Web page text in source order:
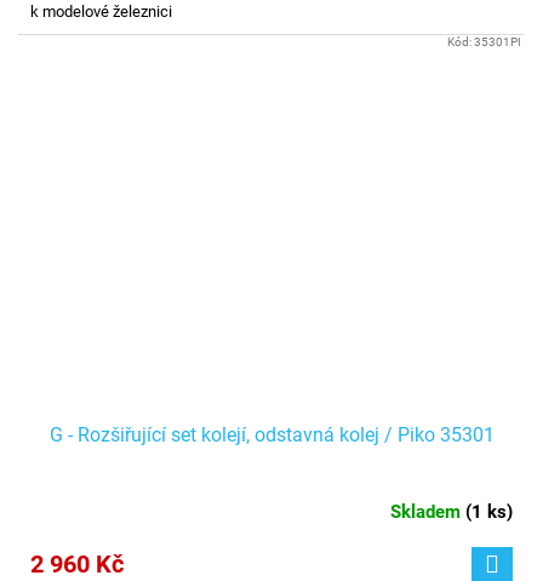
k modelové železnici
G - Rozšiřující set kolejí, odstavná kolej / Piko 35301
Skladem (1 ks)
2 960 Kč
Kód:35301PI